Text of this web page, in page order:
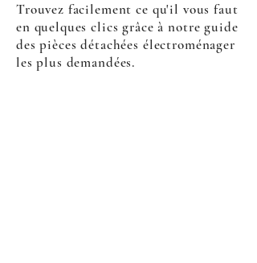
Trouvez facilement ce qu'il vous faut
en quelques clics grâce à notre guide
des pièces détachées électroménager
les plus demandées.